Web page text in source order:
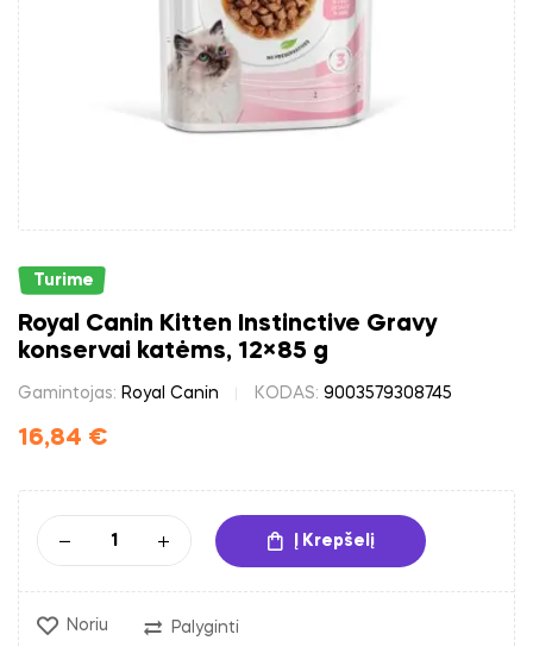
Turime
Royal Canin Kitten Instinctive Gravy
konservai katėms, 12×85 g
Gamintojas: Royal Canin KODAS: 9003579308745
16,84 €
Į Krepšelį
Noriu Palyginti